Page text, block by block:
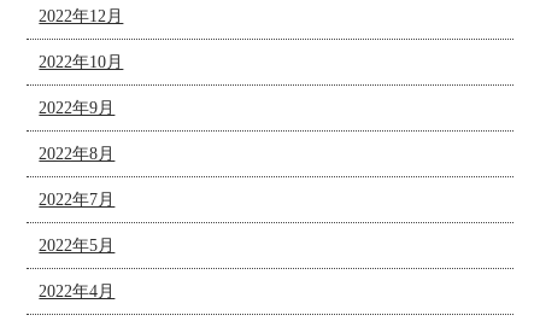
2022年12月
2022年10月
2022年9月
2022年8月
2022年7月
2022年5月
2022年4月